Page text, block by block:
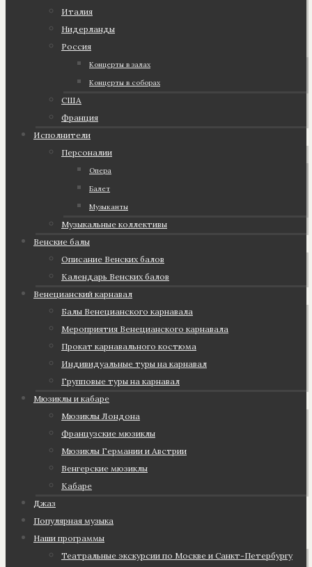
Италия
Нидерланды
Россия
Концерты в залах
Концерты в соборах
США
Франция
Исполнители
Персоналии
Опера
Балет
Музыканты
Музыкальные коллективы
Венские балы
Описание Венских балов
Календарь Венских балов
Венецианский карнавал
Балы Венецианского карнавала
Мероприятия Венецианского карнавала
Прокат карнавального костюма
Индивидуальные туры на карнавал
Групповые туры на карнавал
Мюзиклы и кабаре
Мюзиклы Лондона
Французские мюзиклы
Мюзиклы Германии и Австрии
Венгерские мюзиклы
Кабаре
Джаз
Популярная музыка
Наши программы
Театральные экскурсии по Москве и Санкт-Петербургу